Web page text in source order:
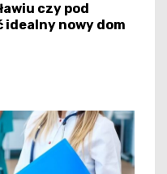
czy pod
idealny nowy dom